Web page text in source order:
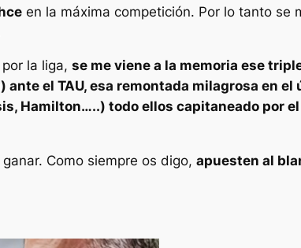
en la máxima competición. Por lo tanto se
la liga, se me viene a la memoria ese
el TAU, esa remontada milagrosa en el
Hamilton…..) todo ellos capitaneado por
Como siempre os digo, apuesten al